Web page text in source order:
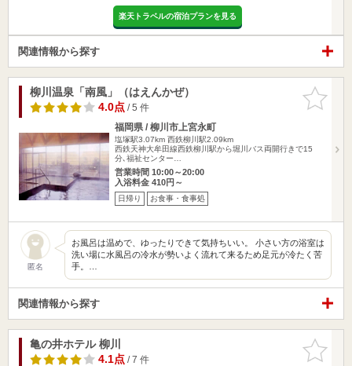
楽天トラベルの宿泊プランを見る
関連情報から探す
お気に入
りに追加
柳川温泉「南風」（はえんかぜ）
4.0点/ 5 件
福岡県 / 柳川市上宮永町
塩塚駅3.07km 西鉄柳川駅2.09km
西鉄天神大牟田線西鉄柳川駅から堀川バス両開行きで15
分､福祉センター…
営業時間 10:00～20:00
入浴料金 410円～
日帰り お食事・食事処
匿名
お風呂は温めで、ゆったりできて気持ちいい。 小さい方の浴室は
洗い場に水風呂の冷水が勢いよく流れて来るため足元が冷たく苦
手。…
関連情報から探す
お気に入
りに追加
亀の井ホテル 柳川
4.1点/ 7 件